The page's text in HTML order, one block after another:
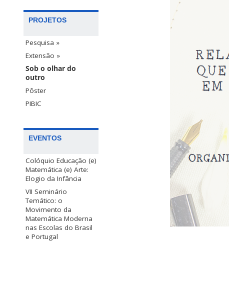
PROJETOS
Pesquisa »
Extensão »
Sob o olhar do
outro
Pôster
PIBIC
EVENTOS
Colóquio Educação (e)
Matemática (e) Arte:
Elogio da Infância
VII Seminário
Temático: o
Movimento da
Matemática Moderna
nas Escolas do Brasil
e Portugal